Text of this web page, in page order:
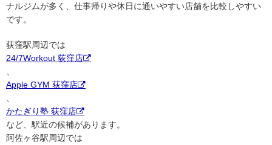
ナルジムが多く、仕事帰りや休日に通いやすい店舗を比較しやすい
です。
荻窪駅周辺では
24/7Workout 荻窪店
Apple GYM 荻窪店
かたぎり塾 荻窪店
など、駅近の候補があります。
阿佐ヶ谷駅周辺では